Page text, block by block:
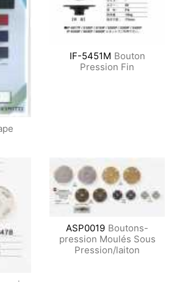
IF-5451M Bouton
Pression Fin
ASP0019 Boutons-
pression Moulés Sous
Pression/laiton